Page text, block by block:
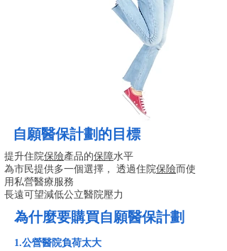
自願醫保計劃的目標
提升住院保險產品的保障水平
為市民提供多一個選擇， 透過住院保險而使
用私營醫療服務
長遠可望減低公立醫院壓力
為什麼要購買自願醫保計劃
1.公營醫院負荷太大